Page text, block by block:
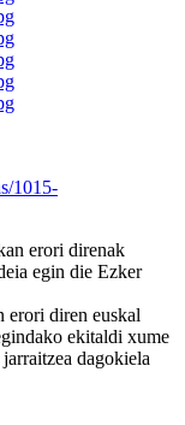
1015-
erori direnak
egin die Ezker
erori diren euskal
ekitaldi xume
dagokiela